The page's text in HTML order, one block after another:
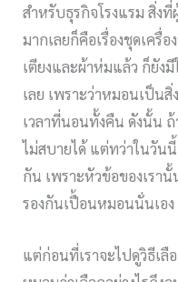
สำหรับธุรกิจโรงแรม สิ่ง
มากเลยก็คือเรื่องชุดเครื่
เตียงและผ้าห่มแล้ว ก็ยัง
เลย เพราะว่าหมอนเป็นสิ่
เวลาที่นอนทั้งคืน ดังนั้น
ไม่สบายได้ แต่ทว่าในวัน
กัน เพราะหัวข้อของเรา
รองกันเปื้อนหมอนนั่นเอง
แต่ก่อนที่เราจะไปดูวิธีเลื